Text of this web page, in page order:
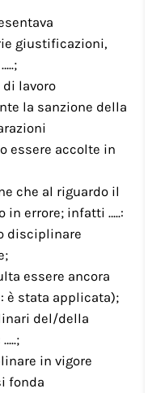
giustificazioni,
di lavoro
la sanzione della
essere accolte in
che al riguardo il
in errore; infatti …..:
disciplinare
essere ancora
è stata applicata);
del/della
in vigore
fonda